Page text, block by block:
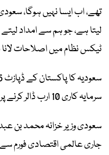
تھے، اب ایسا نہیں ہوگا،
لیتا ہے، جو ہم سے امداد لیتے
ٹیکس نظام میں اصلاحات
سرمایہ کاری 10 ارب ڈالر کرنے پر آمادہ
سعودی وزیر خزانہ محمد بن
جاری عالمی اقتصادی فورم